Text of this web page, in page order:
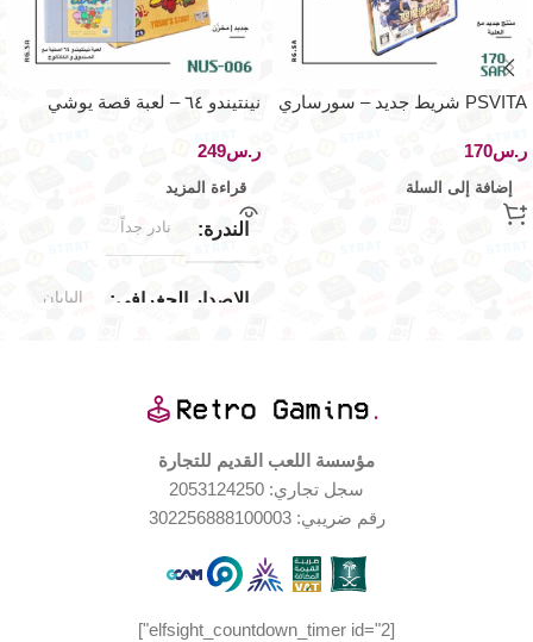
PSVITA شريط جديد – سورساري
ر.س
إضافة إلى السلة
نينتيندو ٦٤ – لعبة قصة يوشي
ر.س
قراءة المزيد
الندرة نادر جداً
الإصدار الجغرافي اليابان
مؤسسة اللعب القديم للتجارة
سجل تجاري: 2053124250
رقم ضريبي: 302256888100003
[elfsight_countdown_timer id="2"]